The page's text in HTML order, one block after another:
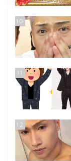
10
11
12